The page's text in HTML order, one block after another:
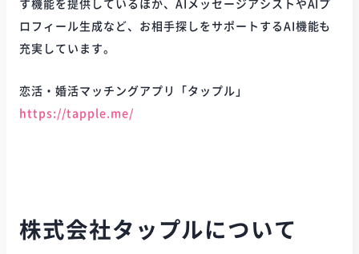
す機能を提供しているほか、AIメッセージアシストやAIプ
ロフィール生成など、お相手探しをサポートするAI機能も
充実しています。
恋活・婚活マッチングアプリ「タップル」
https://tapple.me/
株式会社タップルについて